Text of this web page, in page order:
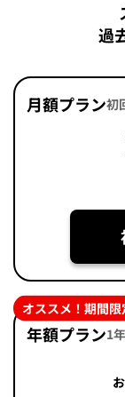
過
月額プラン初
年額プラン1
オススメ！期間限